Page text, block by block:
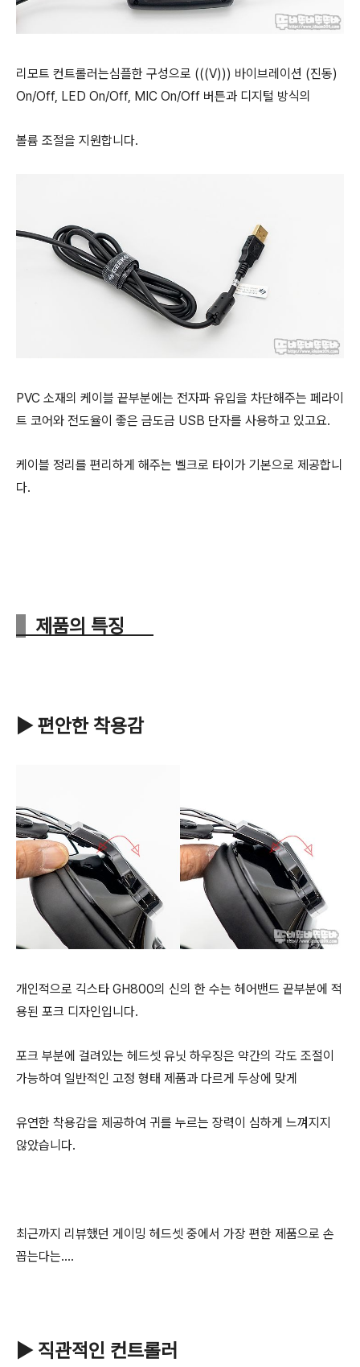
리모트 컨트롤러는심플한 구성으로 (((V))) 바이브레이션 (진동)
On/Off, LED On/Off, MIC On/Off 버튼과 디지털 방식의
볼륨 조절을 지원합니다.
PVC 소재의 케이블 끝부분에는 전자파 유입을 차단해주는 페라이
트 코어와 전도율이 좋은 금도금 USB 단자를 사용하고 있고요.
케이블 정리를 편리하게 해주는 벨크로 타이가 기본으로 제공합니
다.
제품의 특징
▶ 편안한 착용감
개인적으로 긱스타 GH800의 신의 한 수는 헤어밴드 끝부분에 적
용된 포크 디자인입니다.
포크 부분에 걸려있는 헤드셋 유닛 하우징은 약간의 각도 조절이
가능하여 일반적인 고정 형태 제품과 다르게 두상에 맞게
유연한 착용감을 제공하여 귀를 누르는 장력이 심하게 느껴지지
않았습니다.
최근까지 리뷰했던 게이밍 헤드셋 중에서 가장 편한 제품으로 손
꼽는다는....
▶ 직관적인 컨트롤러